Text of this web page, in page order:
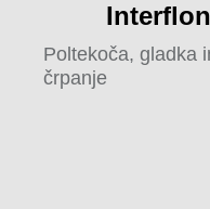
Poltekoča, gladka
črpanje